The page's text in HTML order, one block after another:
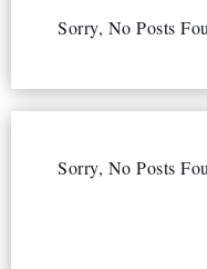
Sorry, No Posts
Sorry, No Posts